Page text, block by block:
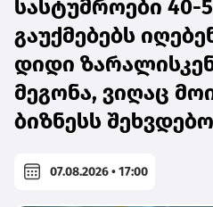
სასტუმროები 40-
გაუქმებებს
დიდი
მეგონა, ვიღაც
ბიზნესს
07.08.2026 • 17:00